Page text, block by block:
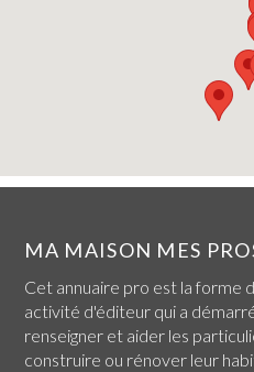
MA MAISON MES
Cet annuaire pro est la forme
activité d'éditeur qui a
renseigner et aider les
construire ou rénover leur